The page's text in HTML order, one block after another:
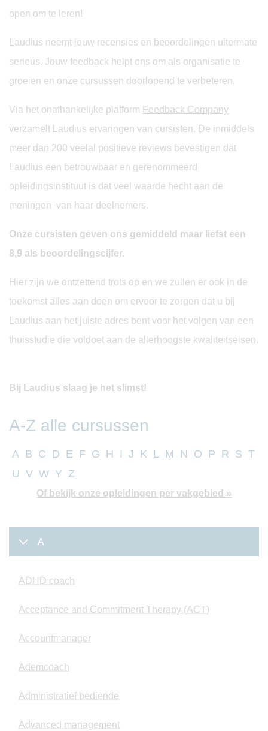
open om te leren!
Laudius neemt jouw recensies en beoordelingen uitermate
serieus. Jouw feedback helpt ons om als organisatie te
groeien en onze cursussen doorlopend te verbeteren.
Via het onafhankelijke platform Feedback Company
verzamelt Laudius ervaringen van cursisten. De inmiddels
meer dan 200 veelal positieve reviews bevestigen dat
Laudius een betrouwbaar en gerenommeerd
opleidingsinstituut is dat veel waarde hecht aan de
meningen van haar deelnemers.
Onze cursisten geven ons gemiddeld maar liefst een
8,9 als beoordelingscijfer.
Hier zijn we ontzettend trots op en we zullen er ook in de
toekomst alles aan doen om ervoor te zorgen dat u bij
Laudius aan het juiste adres bent voor het volgen van een
thuisstudie die voldoet aan de allerhoogste kwaliteitseisen.
Bij Laudius slaag je het slimst!
A-Z alle cursussen
A B C D E F G H I J K L M N O P R S T
U V W Y Z
Of bekijk onze opleidingen per vakgebied »
A
ADHD coach
Acceptance and Commitment Therapy (ACT)
Accountmanager
Ademcoach
Administratief bediende
Advanced management